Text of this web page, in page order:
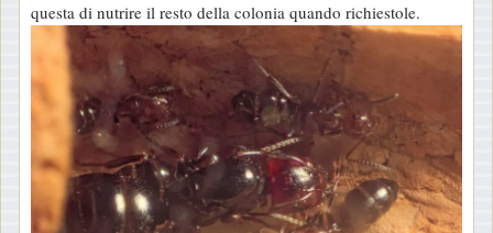
questa di nutrire il resto della colonia quando richiestole.